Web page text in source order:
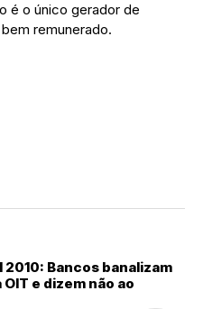
é o único gerador de
remunerado.
2010: Bancos banalizam
e dizem não ao